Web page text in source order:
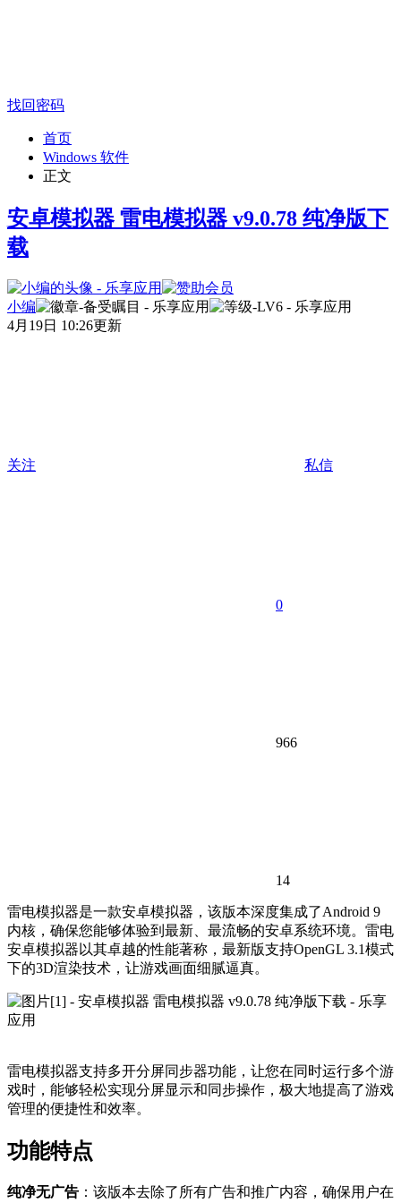
找回密码
首页
Windows 软件
正文
安卓模拟器 雷电模拟器 v9.0.78 纯净版下
载
小编
4月19日 10:26更新
关注 私信
0
966
14
雷电模拟器是一款安卓模拟器，该版本深度集成了Android 9
内核，确保您能够体验到最新、最流畅的安卓系统环境。雷电
安卓模拟器以其卓越的性能著称，最新版支持OpenGL 3.1模式
下的3D渲染技术，让游戏画面细腻逼真。
雷电模拟器支持多开分屏同步器功能，让您在同时运行多个游
戏时，能够轻松实现分屏显示和同步操作，极大地提高了游戏
管理的便捷性和效率。
功能特点
纯净无广告 ：该版本去除了所有广告和推广内容，确保用户在